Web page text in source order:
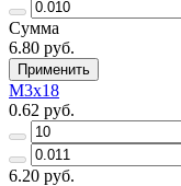
Сумма
6.80 руб.
Применить
М3х18
0.62 руб.
6.20 руб.